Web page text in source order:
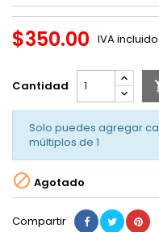
$350.00 IVA incluido
Cantidad
Solo puedes agregar
múltiplos de 1
 Agotado
Compartir